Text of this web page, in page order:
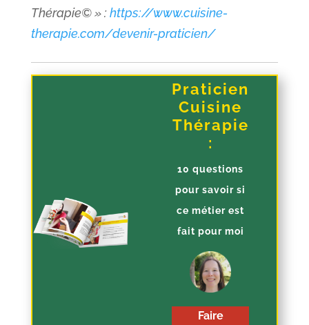
Thérapie© » :https://www.cuisine-
therapie.com/devenir-praticien/
Praticien
Cuisine
Thérapie
:
10 questions
pour savoir si
ce métier est
fait pour moi
Faire